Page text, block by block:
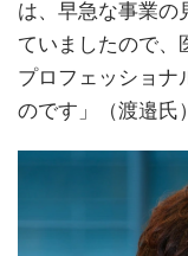
は、早急な事業の
ていましたので、
プロフェッショナ
のです」（渡邉氏）